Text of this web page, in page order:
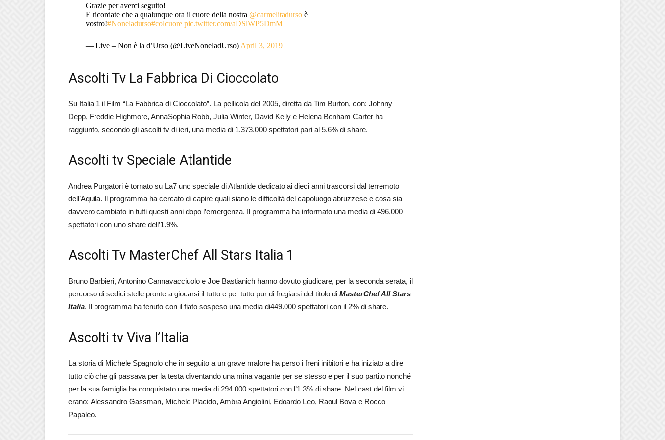
Grazie per averci seguito!
E ricordate che a qualunque ora il cuore della nostra @carmelitadursoè
vostro!#Noneladurso#colcuore pic.twitter.com/aDSlWP5DmM
— Live – Non è la d’Urso (@LiveNoneladUrso) April 3, 2019
Ascolti Tv La Fabbrica Di Cioccolato
Su Italia 1 il Film “La Fabbrica di Cioccolato”. La pellicola del 2005, diretta da Tim Burton, con: Johnny
Depp, Freddie Highmore, AnnaSophia Robb, Julia Winter, David Kelly e Helena Bonham Carter ha
raggiunto, secondo gli ascolti tv di ieri, una media di 1.373.000 spettatori pari al 5.6% di share.
Ascolti tv Speciale Atlantide
Andrea Purgatori è tornato su La7 uno speciale di Atlantide dedicato ai dieci anni trascorsi dal terremoto
dell’Aquila. Il programma ha cercato di capire quali siano le difficoltà del capoluogo abruzzese e cosa sia
davvero cambiato in tutti questi anni dopo l’emergenza. Il programma ha informato una media di 496.000
spettatori con uno share dell’1.9%.
Ascolti Tv MasterChef All Stars Italia 1
Bruno Barbieri, Antonino Cannavacciuolo e Joe Bastianich hanno dovuto giudicare, per la seconda serata, il
percorso di sedici stelle pronte a giocarsi il tutto e per tutto pur di fregiarsi del titolo di MasterChef All Stars
Italia. Il programma ha tenuto con il fiato sospeso una media di449.000 spettatori con il 2% di share.
Ascolti tv Viva l’Italia
La storia di Michele Spagnolo che in seguito a un grave malore ha perso i freni inibitori e ha iniziato a dire
tutto ciò che gli passava per la testa diventando una mina vagante per se stesso e per il suo partito nonché
per la sua famiglia ha conquistato una media di 294.000 spettatori con l’1.3% di share. Nel cast del film vi
erano: Alessandro Gassman, Michele Placido, Ambra Angiolini, Edoardo Leo, Raoul Bova e Rocco
Papaleo.